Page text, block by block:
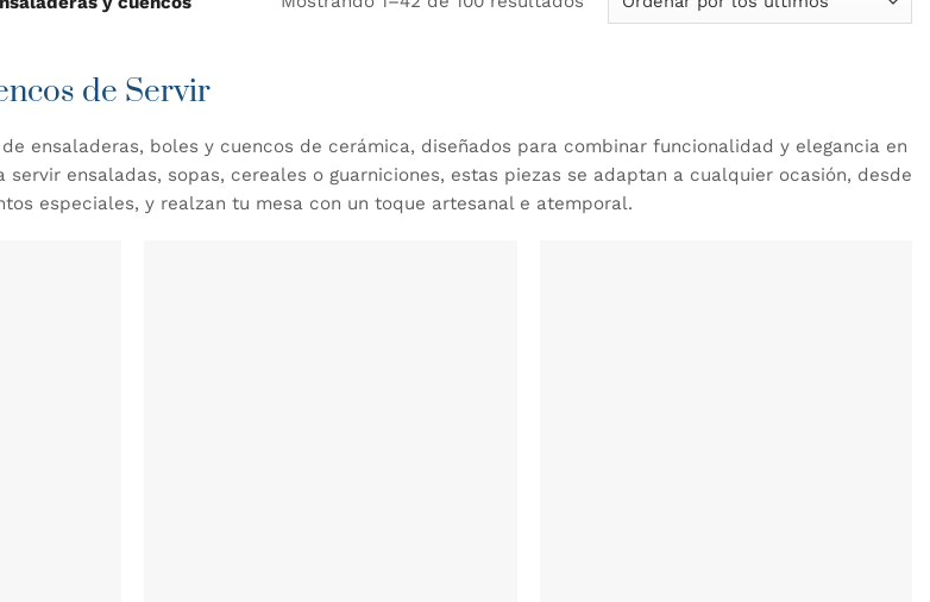
por
de Servir
ensaladeras, boles y cuencos de cerámica, diseñados para combinar funcionalidad y elegancia en
servir ensaladas, sopas, cereales o guarniciones, estas piezas se adaptan a cualquier ocasión, desde
especiales, y realzan tu mesa con un toque artesanal e atemporal.